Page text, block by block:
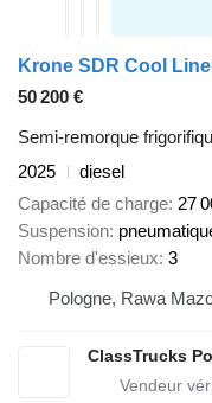
Krone SDR Cool
50 200 €
Semi-remorque
2025
diesel
Capacité de charge 27
Suspension
Nombre d'essieux 3
Pologne, Rawa
ClassTrucks